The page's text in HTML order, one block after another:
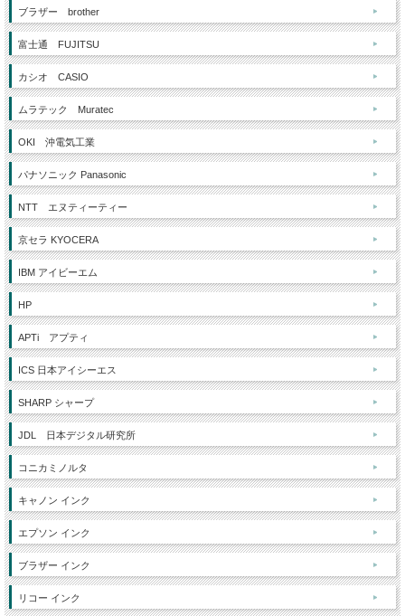
ブラザー brother
富士通 FUJITSU
カシオ CASIO
ムラテック Muratec
OKI 沖電気工業
パナソニック Panasonic
NTT エヌティーティー
京セラ KYOCERA
IBM アイビーエム
HP
APTi アプティ
ICS 日本アイシーエス
SHARP シャープ
JDL 日本デジタル研究所
コニカミノルタ
キャノン インク
エプソン インク
ブラザー インク
リコー インク